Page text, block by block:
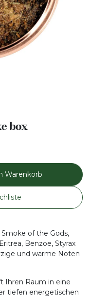
box
Warenkorb
of the Gods,
Benzoe, Styrax
und warme Noten
Ihren Raum in eine
tiefen energetischen